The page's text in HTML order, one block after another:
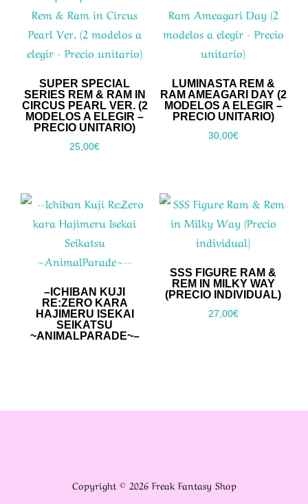
SUPER SPECIAL
SERIES REM & RAM IN
CIRCUS PEARL VER. (2
MODELOS A ELEGIR –
PRECIO UNITARIO)
25,00€
LUMINASTA REM &
RAM AMEAGARI DAY (2
MODELOS A ELEGIR –
PRECIO UNITARIO)
30,00€
–ICHIBAN KUJI
RE:ZERO KARA
HAJIMERU ISEKAI
SEIKATSU
~ANIMALPARADE~–
SSS FIGURE RAM &
REM IN MILKY WAY
(PRECIO INDIVIDUAL)
27,00€
Copyright © 2026 Freak Fantasy Shop